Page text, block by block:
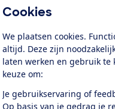
Cookies
We plaatsen cookies.
altijd. Deze zijn
laten werken en gebruik te
keuze om:
Je gebruikservaring of
Op basis van je gedrag je